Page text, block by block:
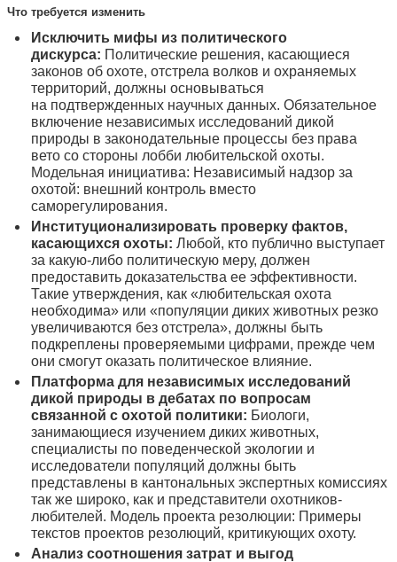
Что требуется изменить
Исключить мифы из политического
дискурса: Политические решения, касающиеся
законов об охоте, отстрела волков и охраняемых
территорий, должны основываться
на подтвержденных научных данных. Обязательное
включение независимых исследований дикой
природы в законодательные процессы без права
вето со стороны лобби любительской охоты.
Модельная инициатива: Независимый надзор за
охотой: внешний контроль вместо
саморегулирования.
Институционализировать проверку фактов,
касающихся охоты: Любой, кто публично выступает
за какую-либо политическую меру, должен
предоставить доказательства ее эффективности.
Такие утверждения, как «любительская охота
необходима» или «популяции диких животных резко
увеличиваются без отстрела», должны быть
подкреплены проверяемыми цифрами, прежде чем
они смогут оказать политическое влияние.
Платформа для независимых исследований
дикой природы в дебатах по вопросам
связанной с охотой политики: Биологи,
занимающиеся изучением диких животных,
специалисты по поведенческой экологии и
исследователи популяций должны быть
представлены в кантональных экспертных комиссиях
так же широко, как и представители охотников-
любителей. Модель проекта резолюции: Примеры
текстов проектов резолюций, критикующих охоту.
Анализ соотношения затрат и выгод